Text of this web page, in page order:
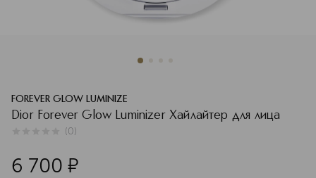
FOREVER GLOW LUMINIZE
Dior Forever Glow Luminizer Хайлайтер для лица
(0)
6 700 ¤